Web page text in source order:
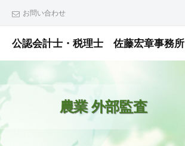
へ
ス
ッ
お問い合わせ
公認会計士・税理士 佐藤宏章事務所
公
認
農業 外部監査